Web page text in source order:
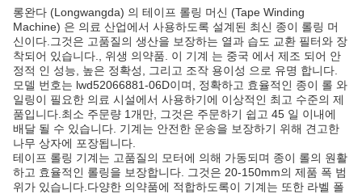
롱완다 (Longwangda) 의 테이프 롤링 머신 (Tape Winding
Machine) 은 의료 산업에서 사용하도록 설계된 최신 종이 롤링 머
신이다.그것은 고품질의 생산을 보장하는 열과 습도 교환 필터와 장
착되어 있습니다., 위생 의약품. 이 기계 는 중국 에서 제조 되어 안
정적 인 성능, 높은 정확성, 그리고 조작 용이성 으로 유명 합니다.
모델 번호는 lwd52066881-06D이며, 정확하고 효율적인 종이 롤 와
일링이 필요한 의료 시설에서 사용하기에 이상적인 최고 수준의 제
품입니다.최소 주문량 1개만, 그것은 주문하기 쉽고 45 일 이내에
배달 될 수 있습니다. 기계는 안전한 운송을 보장하기 위해 견고한
나무 상자에 포장됩니다.
테이프 롤링 기계는 고품질의 모터에 의해 가동되며 종이 롤의 원활
하고 효율적인 롤링을 보장합니다. 그것은 20-150mm의 제품 폭 범
위가 있습니다.다양한 의약품에 적합하도록이 기계는 또한 라벨 폴